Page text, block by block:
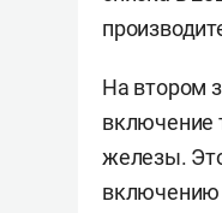
На втором
включение
железы.
включению